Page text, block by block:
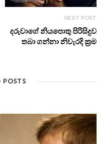
NEXT POST
දරුවාගේ නියපොතු පිරිසිදුව
තබා ගන්නා නිවැරදි ක්‍රම
POSTS